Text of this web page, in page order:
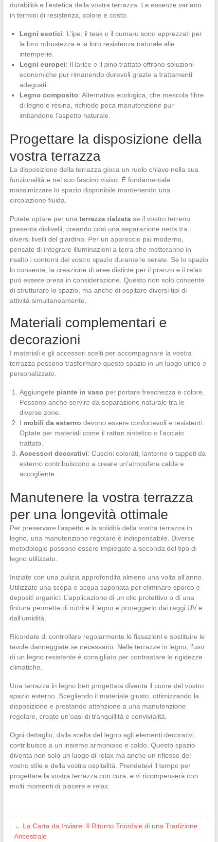
durabilità e l’estetica della vostra terrazza. Le essenze variano
in termini di resistenza, colore e costo.
Legni esotici: L’ipe, il teak o il cumaru sono apprezzati per
la loro robustezza e la loro resistenza naturale alle
intemperie.
Legni europei: Il larice e il pino trattato offrono soluzioni
economiche pur rimanendo durevoli grazie a trattamenti
adeguati.
Legno composito: Alternativa ecologica, che mescola fibre
di legno e resina, richiede poca manutenzione pur
imitandone l’aspetto naturale.
Progettare la disposizione della
vostra terrazza
La disposizione della terrazza gioca un ruolo chiave nella sua
funzionalità e nel suo fascino visivo. È fondamentale
massimizzare lo spazio disponibile mantenendo una
circolazione fluida.
Potete optare per una terrazza rialzatase il vostro terreno
presenta dislivelli, creando così una separazione netta tra i
diversi livelli del giardino. Per un approccio più moderno,
pensate di integrare illuminazioni a terra che metteranno in
risalto i contorni del vostro spazio durante le serate. Se lo spazio
lo consente, la creazione di aree distinte per il pranzo e il relax
può essere presa in considerazione. Questo non solo consente
di strutturare lo spazio, ma anche di ospitare diversi tipi di
attività simultaneamente.
Materiali complementari e
decorazioni
I materiali e gli accessori scelti per accompagnare la vostra
terrazza possono trasformare questo spazio in un luogo unico e
personalizzato.
Aggiungete piante in vaso per portare freschezza e colore.
Possono anche servire da separazione naturale tra le
diverse zone.
I mobili da esterno devono essere confortevoli e resistenti.
Optate per materiali come il rattan sintetico o l’acciaio
trattato.
Accessori decorativi: Cuscini colorati, lanterne o tappeti da
esterno contribuiscono a creare un’atmosfera calda e
accogliente.
Manutenere la vostra terrazza
per una longevità ottimale
Per preservare l’aspetto e la solidità della vostra terrazza in
legno, una manutenzione regolare è indispensabile. Diverse
metodologie possono essere impiegate a seconda del tipo di
legno utilizzato.
Iniziate con una pulizia approfondita almeno una volta all’anno.
Utilizzate una scopa e acqua saponata per eliminare sporco e
depositi organici. L’applicazione di un olio protettivo o di una
finitura permette di nutrire il legno e proteggerlo dai raggi UV e
dall’umidità.
Ricordate di controllare regolarmente le fissazioni e sostituire le
tavole danneggiate se necessario. Nelle terrazze in legno, l’uso
di un legno resistente è consigliato per contrastare le rigidezze
climatiche.
Una terrazza in legno ben progettata diventa il cuore del vostro
spazio esterno. Scegliendo il materiale giusto, ottimizzando la
disposizione e prestando attenzione a una manutenzione
regolare, create un’oasi di tranquillità e convivialità.
Ogni dettaglio, dalla scelta del legno agli elementi decorativi,
contribuisce a un insieme armonioso e caldo. Questo spazio
diventa non solo un luogo di relax ma anche un riflesso del
vostro stile e della vostra ospitalità. Prendetevi il tempo per
progettare la vostra terrazza con cura, e vi ricompenserà con
molti momenti di piacere e relax.
← La Carta da Inviare: Il Ritorno Trionfale di una Tradizione
Ancestrale